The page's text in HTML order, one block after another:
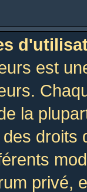
est
la
privé,